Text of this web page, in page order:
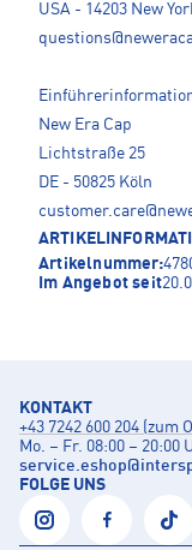
USA - 14203 New
New Era Cap
Lichtstraße 25
DE - 50825 Köln
Artikelnummer:
Im Angebot seit
KONTAKT
+43 7242 600 204 (zum
Mo. – Fr. 08:00 – 20:00
service.eshop@
FOLGE UNS